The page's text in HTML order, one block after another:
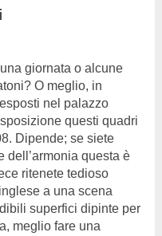
giornata o alcune
O meglio, in
nel palazzo
questi quadri
Dipende; se siete
dell’armonia questa è
ritenete tedioso
a una scena
superfici dipinte per
meglio fare una